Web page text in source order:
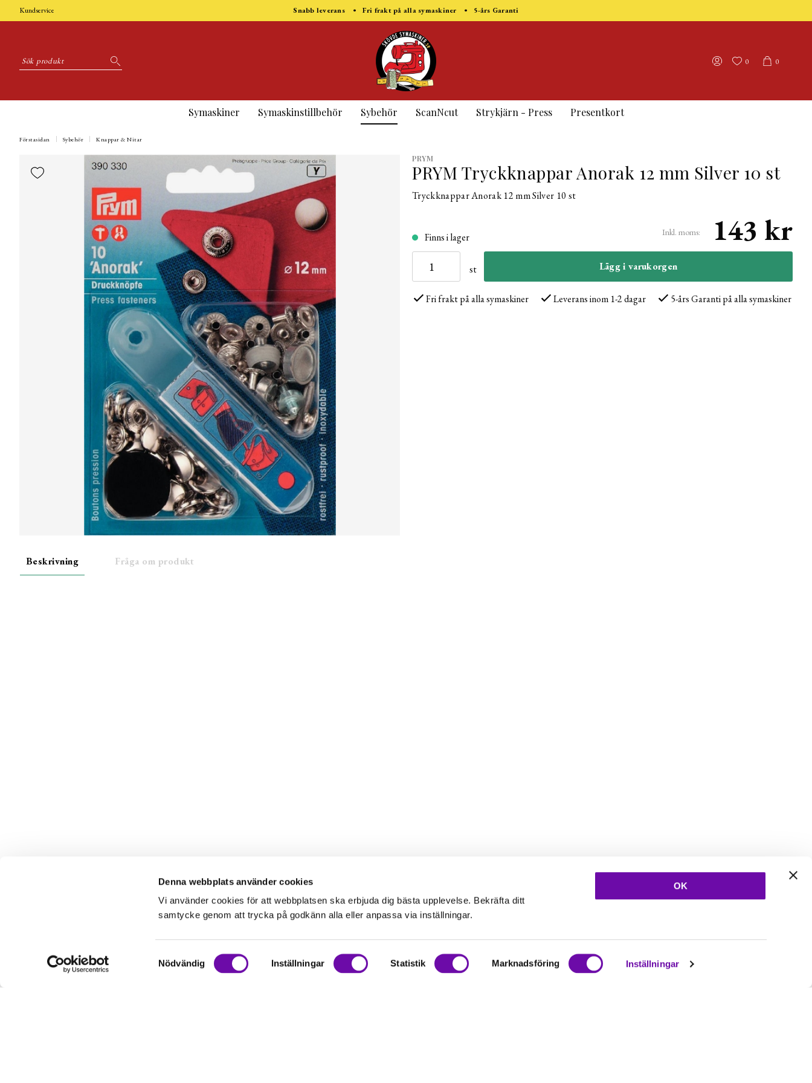
Denna webbplats använder cookies
Vi använder cookies för att webbplatsen ska erbjuda dig bästa upplevelse. Bekräfta ditt
samtycke genom att trycka på godkänn alla eller anpassa via inställningar.
Samtyckesval
Nödvändig Inställningar Statistik Marknadsföring Inställningar
OK
Kundservice Snabb leverans • Fri frakt på alla symaskiner • 5-års Garanti
0
0
Symaskiner Symaskinstillbehör Sybehör ScanNcut Strykjärn - Press Presentkort
Förstasidan Sybehör Knappar & Nitar
PRYM
PRYM Tryckknappar Anorak 12 mm Silver 10 st
Tryckknappar Anorak 12 mm Silver 10 st
Finns i lager Inkl. moms: 143 kr
st Lägg i varukorgen
Fri frakt på alla symaskiner Leverans inom 1-2 dagar 5-års Garanti på alla symaskiner
Beskrivning Fråga om produkt